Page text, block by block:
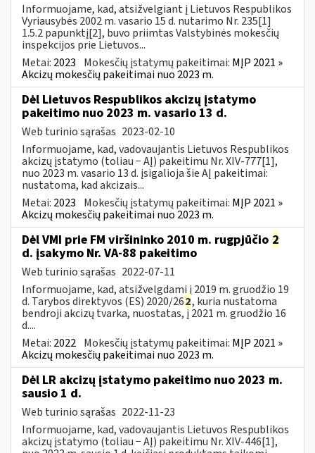
Informuojame, kad, atsižvelgiant į Lietuvos Respublikos
Vyriausybės 2002 m. vasario 15 d. nutarimo Nr. 235[1]
1.5.2 papunktį[2], buvo priimtas Valstybinės mokesčių
inspekcijos prie Lietuvos...
Metai: 2023 Mokesčių įstatymų pakeitimai: MĮP 2021 »
Akcizų mokesčių pakeitimai nuo 2023 m.
Dėl Lietuvos Respublikos akcizų įstatymo
pakeitimo nuo 2023 m. vasario 13 d.
Web turinio sąrašas 2023-02-10
Informuojame, kad, vadovaujantis Lietuvos Respublikos
akcizų įstatymo (toliau − AĮ) pakeitimu Nr. XIV-777[1],
nuo 2023 m. vasario 13 d. įsigalioja šie AĮ pakeitimai:
nustatoma, kad akcizais...
Metai: 2023 Mokesčių įstatymų pakeitimai: MĮP 2021 »
Akcizų mokesčių pakeitimai nuo 2023 m.
Dėl VMI prie FM viršininko 2010 m. rugpjūčio 2
d. įsakymo Nr. VA-88 pakeitimo
Web turinio sąrašas 2022-07-11
Informuojame, kad, atsižvelgdami į 2019 m. gruodžio 19
d. Tarybos direktyvos (ES) 2020/262, kuria nustatoma
bendroji akcizų tvarka, nuostatas, į 2021 m. gruodžio 16
d....
Metai: 2022 Mokesčių įstatymų pakeitimai: MĮP 2021 »
Akcizų mokesčių pakeitimai nuo 2023 m.
Dėl LR akcizų įstatymo pakeitimo nuo 2023 m.
sausio 1 d.
Web turinio sąrašas 2022-11-23
Informuojame, kad, vadovaujantis Lietuvos Respublikos
akcizų įstatymo (toliau − AĮ) pakeitimu Nr. XIV-446[1],